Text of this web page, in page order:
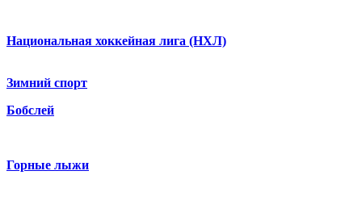
Национальная хоккейная лига (НХЛ)
Зимний спорт
Бобслей
Горные лыжи